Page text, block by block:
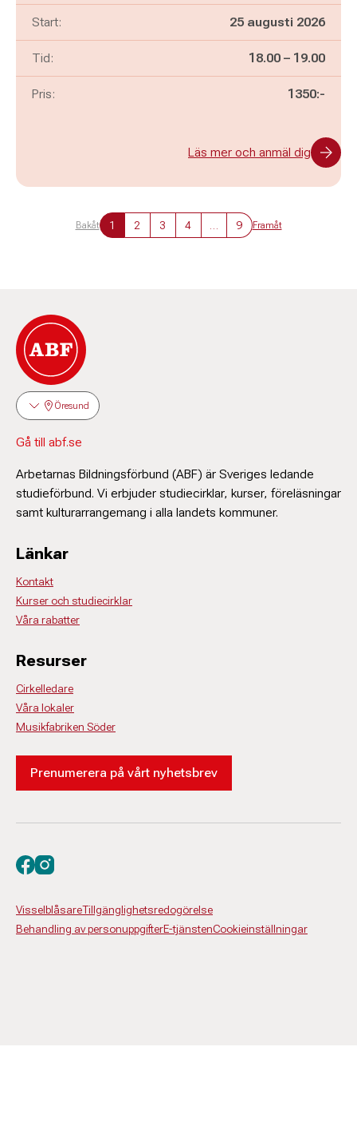
Start: 25 augusti 2026
Tid: Pågår mellan
18.00 – och
19.00
Pris: 1350:-
Läs mer och anmäl dig
Bakåt 1 2 3 4 9 Framåt
Öresund
Gå till abf.se
Arbetarnas Bildningsförbund (ABF) är Sveriges ledande
studieförbund. Vi erbjuder studiecirklar, kurser, föreläsningar
samt kulturarrangemang i alla landets kommuner.
Länkar
Kontakt
Kurser och studiecirklar
Våra rabatter
Resurser
Cirkelledare
Våra lokaler
Musikfabriken Söder
Prenumerera på vårt nyhetsbrev
VisselblåsareTillgänglighetsredogörelse
Behandling av personuppgifterE-tjänstenCookieinställningar
Besök oss på facebook
Besök oss på instagram